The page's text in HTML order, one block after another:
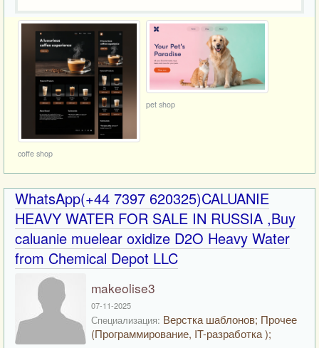
coffe shop
pet shop
WhatsApp(+44 7397 620325)CALUANIE
HEAVY WATER FOR SALE IN RUSSIA ,Buy
caluanie muelear oxidize D2O Heavy Water
from Chemical Depot LLC
makeolise3
07-11-2025
Специализация: Верстка шаблонов; Прочее
(Программирование, IT-разработка );